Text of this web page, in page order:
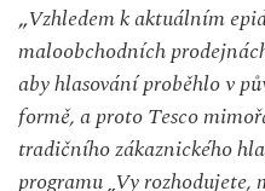
„Vzhledem k aktuálním
maloobchodních
aby hlasování proběhlo v
formě, a proto Tesco
tradičního zákaznického
programu „Vy rozhodujete,